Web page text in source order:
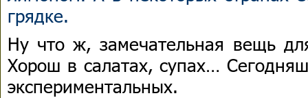
грядке.
Ну что ж, замечательная вещь
Хорош в салатах, супах…
экспериментальных.